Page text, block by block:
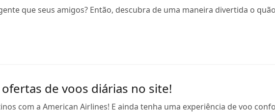
que seus amigos? Então, descubra de uma maneira divertida o
de voos diárias no site!
com a American Airlines! E ainda tenha uma experiência de voo